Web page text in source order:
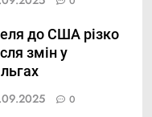
до США різко
змін у
0